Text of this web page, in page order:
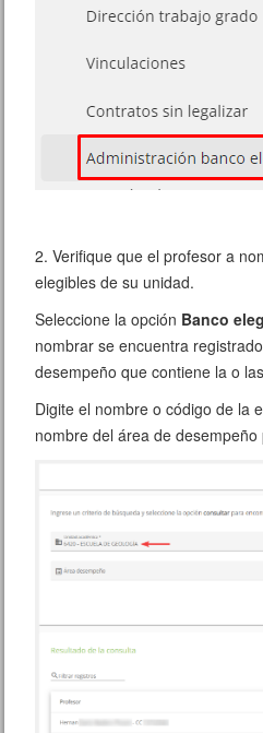
2. Verifique que el profesor a
elegibles de su unidad.
Seleccione la opción Banco
nombrar se encuentra
desempeño que contiene la o
Digite el nombre o código de la
nombre del área de